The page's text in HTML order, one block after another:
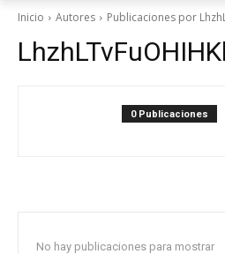
Inicio Autores Publicaciones por
0 Publicaciones
No hay publicaciones para mostrar